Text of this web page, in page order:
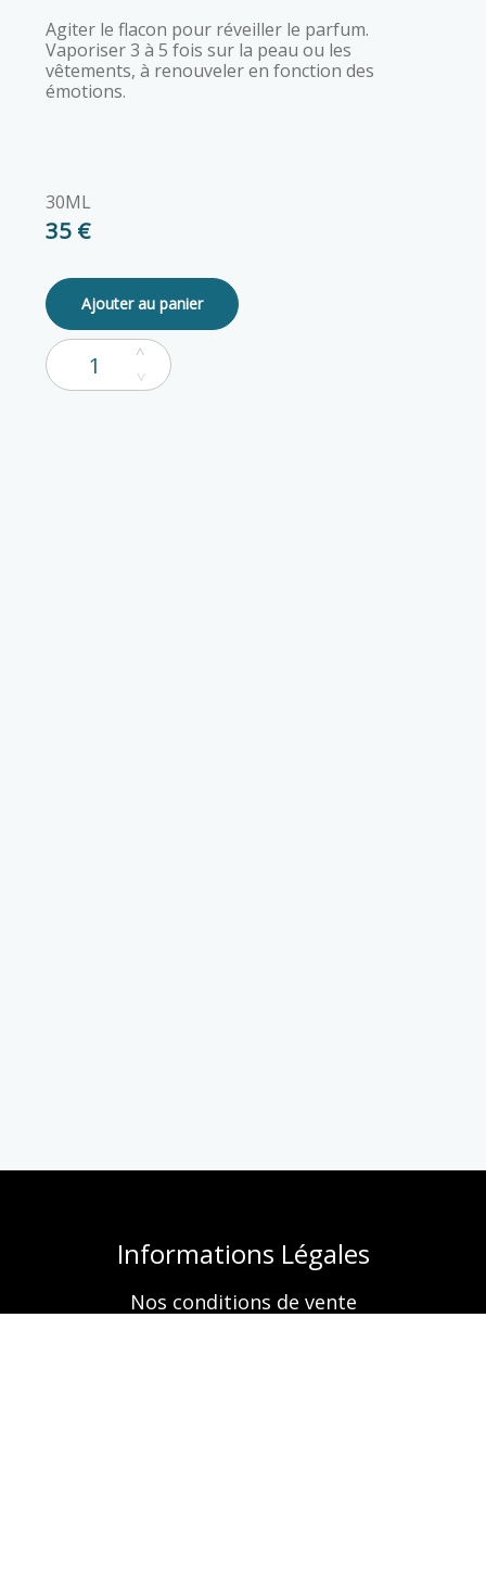
Agiter le flacon pour réveiller le parfum.
Vaporiser 3 à 5 fois sur la peau ou les
vêtements, à renouveler en fonction des
émotions.
30ML
35 €
Ajouter au panier
Informations Légales
Nos conditions de vente